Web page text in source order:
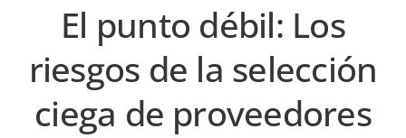
El punto débil: Los
riesgos de la selección
ciega de proveedores